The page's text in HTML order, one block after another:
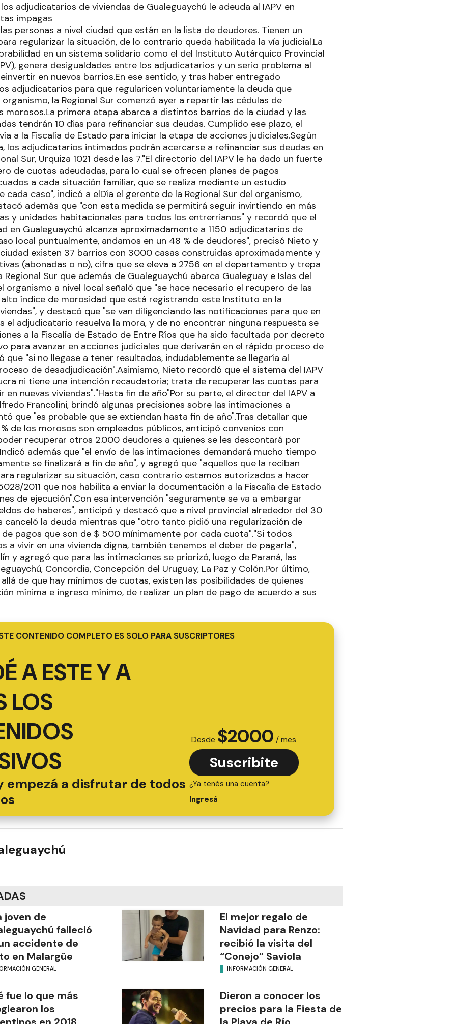
adjudicatarios de viviendas de Gualeguaychú le adeuda al IAPV en
impagas
personas a nivel ciudad que están en la lista de deudores. Tienen un
regularizar la situación, de lo contrario queda habilitada la vía judicial.La
en un sistema solidario como el del Instituto Autárquico Provincial
genera desigualdades entre los adjudicatarios y un serio problema al
en nuevos barrios.En ese sentido, y tras haber entregado
adjudicatarios para que regularicen voluntariamente la deuda que
la Regional Sur comenzó ayer a repartir las cédulas de
morosos.La primera etapa abarca a distintos barrios de la ciudad y las
tendrán 10 días para refinanciar sus deudas. Cumplido ese plazo, el
a la Fiscalía de Estado para iniciar la etapa de acciones judiciales.Según
los adjudicatarios intimados podrán acercarse a refinanciar sus deudas en
Sur, Urquiza 1021 desde las 7."El directorio del IAPV le ha dado un fuerte
de cuotas adeudadas, para lo cual se ofrecen planes de pagos
a cada situación familiar, que se realiza mediante un estudio
cada caso", indicó a elDía el gerente de la Regional Sur del organismo,
además que "con esta medida se permitirá seguir invirtiendo en más
y unidades habitacionales para todos los entrerrianos" y recordó que el
en Gualeguaychú alcanza aproximadamente a 1150 adjudicatarios de
local puntualmente, andamos en un 48 % de deudores", precisó Nieto y
existen 37 barrios con 3000 casas construidas aproximadamente y
(abonadas o no), cifra que se eleva a 2756 en el departamento y trepa
Sur que además de Gualeguaychú abarca Gualeguay e Islas del
organismo a nivel local señaló que "se hace necesario el recupero de las
índice de morosidad que está registrando este Instituto en la
y destacó que "se van diligenciando las notificaciones para que en
el adjudicatario resuelva la mora, y de no encontrar ninguna respuesta se
a la Fiscalía de Estado de Entre Ríos que ha sido facultada por decreto
para avanzar en acciones judiciales que derivarán en el rápido proceso de
que "si no llegase a tener resultados, indudablemente se llegaría al
de desadjudicación".Asimismo, Nieto recordó que el sistema del IAPV
ni tiene una intención recaudatoria; trata de recuperar las cuotas para
en nuevas viviendas"."Hasta fin de año"Por su parte, el director del IAPV a
Francolini, brindó algunas precisiones sobre las intimaciones a
que "es probable que se extiendan hasta fin de año".Tras detallar que
de los morosos son empleados públicos, anticipó convenios con
recuperar otros 2.000 deudores a quienes se les descontará por
además que "el envío de las intimaciones demandará mucho tiempo
se finalizará a fin de año", y agregó que "aquellos que la reciban
regularizar su situación, caso contrario estamos autorizados a hacer
2011 que nos habilita a enviar la documentación a la Fiscalía de Estado
de ejecución".Con esa intervención "seguramente se va a embargar
de haberes", anticipó y destacó que a nivel provincial alrededor del 30
canceló la deuda mientras que "otro tanto pidió una regularización de
pagos que son de $ 500 mínimamente por cada cuota"."Si todos
a vivir en una vivienda digna, también tenemos el deber de pagarla",
y agregó que para las intimaciones se priorizó, luego de Paraná, las
Concordia, Concepción del Uruguay, La Paz y Colón.Por último,
de que hay mínimos de cuotas, existen las posibilidades de quienes
mínima e ingreso mínimo, de realizar un plan de pago de acuerdo a sus
CONTENIDO COMPLETO ES SOLO PARA SUSCRIPTORES
A ESTE Y A
LOS
empezá a disfrutar de todos
Desde $2000 / mes
Suscribite
¿Ya tenés una cuenta?
Ingresá
joven de
falleció
accidente de
en Malargüe
GENERAL
El mejor regalo de
Navidad para Renzo:
recibió la visita del
“Conejo” Saviola
INFORMACIÓN GENERAL
fue lo que más
los
Dieron a conocer los
precios para la Fiesta de